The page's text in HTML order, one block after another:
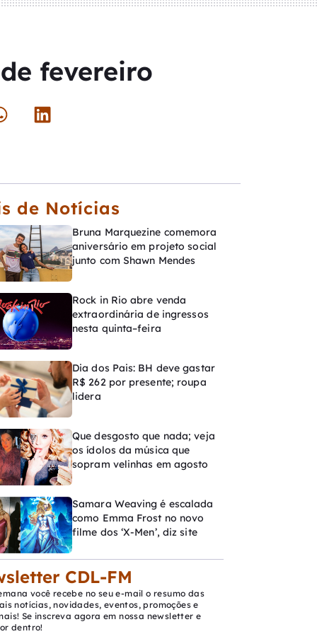
fevereiro
de Notícias
Bruna Marquezine comemora
aniversário em projeto social
junto com Shawn Mendes
Rock in Rio abre venda
extraordinária de ingressos
nesta quinta–feira
Dia dos Pais: BH deve gastar
R$ 262 por presente; roupa
lidera
Que desgosto que nada; veja
os ídolos da música que
sopram velinhas em agosto
Samara Weaving é escalada
como Emma Frost no novo
filme dos ‘X-Men’, diz site
CDL-FM
você recebe no seu e-mail o resumo das
notícias, novidades, eventos, promoções e
Se inscreva agora em nossa newsletter e
dentro!